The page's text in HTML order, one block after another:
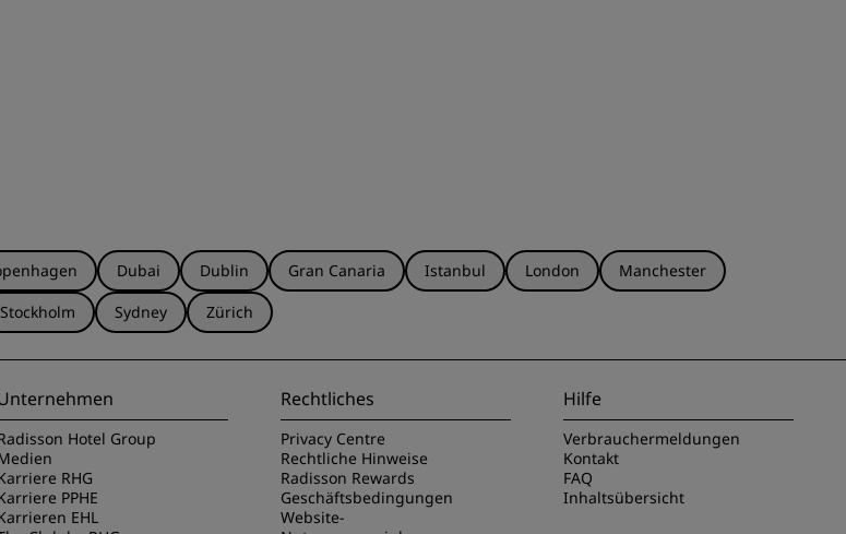
Dubai Dublin Gran Canaria Istanbul London
Manchester
Stockholm Sydney Zürich
Hotel Group
RHG
PPHE
EHL
Rechtliches
Privacy Centre
Rechtliche Hinweise
Radisson Rewards
Geschäftsbedingungen
Website-
Hilfe
Verbrauchermeldungen
Kontakt
FAQ
Inhaltsübersicht